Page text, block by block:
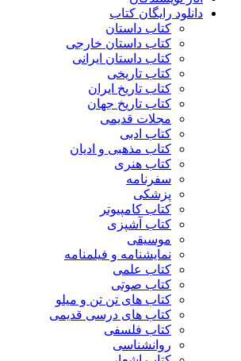
دانلود رایگان کتاب
کتاب داستان
کتاب داستان خارجی
کتاب داستان ایرانی
کتاب تاریخی
کتاب تاریخ ایران
کتاب تاریخ جهان
مجلات قدیمی
کتاب ادبی
کتاب مذهبی و ادیان
کتاب هنری
سفرنامه
پزشکی
کتاب کامپیوتر
کتاب آشپزی
موسیقی
نمایشنامه و فیلمنامه
کتاب علمی
کتاب صوتی
کتاب های تن تن و میلو
کتاب های درسی قدیمی
کتاب فلسفی
روانشناسی